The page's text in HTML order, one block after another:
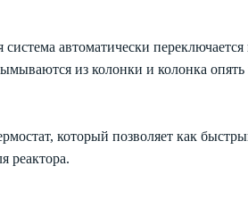
система автоматически
из колонки и колонка
который позволяет как
реактора.